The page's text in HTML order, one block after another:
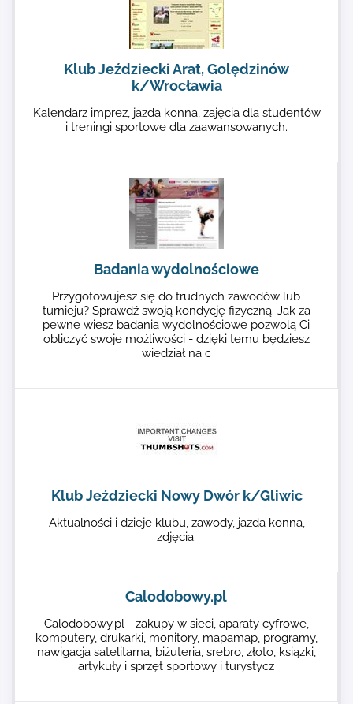
Klub Jeździecki Arat, Golędzinów
k/Wrocławia
Kalendarz imprez, jazda konna, zajęcia dla studentów
i treningi sportowe dla zaawansowanych.
Badania wydolnościowe
Przygotowujesz się do trudnych zawodów lub
turnieju? Sprawdź swoją kondycję fizyczną. Jak za
pewne wiesz badania wydolnościowe pozwolą Ci
obliczyć swoje możliwości - dzięki temu będziesz
wiedział na c
Klub Jeździecki Nowy Dwór k/Gliwic
Aktualności i dzieje klubu, zawody, jazda konna,
zdjęcia.
Calodobowy.pl
Calodobowy.pl - zakupy w sieci, aparaty cyfrowe,
komputery, drukarki, monitory, mapamap, programy,
nawigacja satelitarna, biżuteria, srebro, złoto, ksiązki,
artykuły i sprzęt sportowy i turystycz